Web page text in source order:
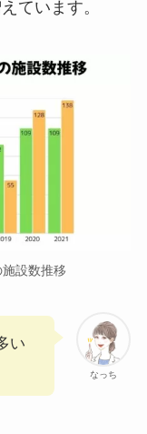
ています。
設数推移
なっち
い